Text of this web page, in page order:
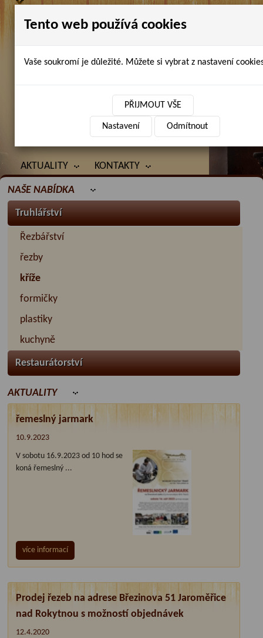
AKTUALITY KONTAKTY
NAŠE NABÍDKA
Truhlářství
Řezbářství
řezby
kříže
formičky
plastiky
kuchyně
Restaurátorství
AKTUALITY
řemeslný jarmark
10.9.2023
V sobotu 16.9.2023 od 10 hod se
koná řemeslný ...
více informací
Prodej řezeb na adrese Březinova 51 Jaroměřice
nad Rokytnou s možností objednávek
12.4.2020
Tento web používá cookies
Vaše soukromí je důležité. Můžete si vybrat z nastavení
PŘIJMOUT VŠE
Nastavení Odmítnout